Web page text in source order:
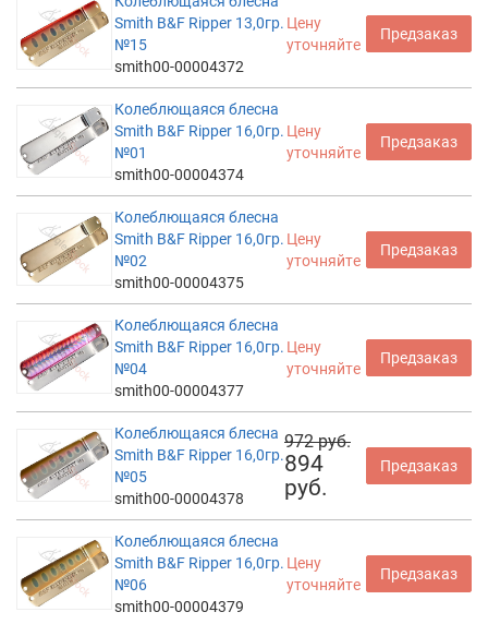
Smith B&F Ripper 13,0гр.
№15
smith00-00004372
Цену
уточняйте
Предзаказ
Колеблющаяся блесна
Smith B&F Ripper 16,0гр.
№01
smith00-00004374
Цену
уточняйте
Предзаказ
Колеблющаяся блесна
Smith B&F Ripper 16,0гр.
№02
smith00-00004375
Цену
уточняйте
Предзаказ
Колеблющаяся блесна
Smith B&F Ripper 16,0гр.
№04
smith00-00004377
Цену
уточняйте
Предзаказ
Колеблющаяся блесна
Smith B&F Ripper 16,0гр.
№05
smith00-00004378
972 руб.
894
руб.
Предзаказ
Колеблющаяся блесна
Smith B&F Ripper 16,0гр.
№06
smith00-00004379
Цену
уточняйте
Предзаказ